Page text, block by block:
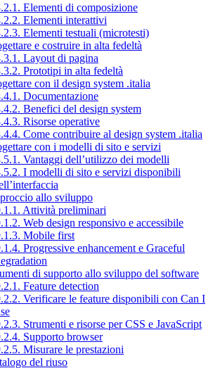
Elementi di composizione
Elementi interattivi
Elementi testuali (microtesti)
e costruire in alta fedeltà
Layout di pagina
Prototipi in alta fedeltà
con il design system .italia
Documentazione
Benefici del design system
Risorse operative
Come contribuire al design system .italia
con i modelli di sito e servizi
Vantaggi dell’utilizzo dei modelli
I modelli di sito e servizi disponibili
allo sviluppo
Attività preliminari
Web design responsivo e accessibile
Mobile first
Progressive enhancement e Graceful
di supporto allo sviluppo del software
Feature detection
Verificare le feature disponibili con Can I
Strumenti e risorse per CSS e JavaScript
Supporto browser
Misurare le prestazioni
del riuso